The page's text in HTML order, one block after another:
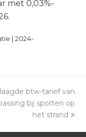
met 0,03%-
| 2024-
btw-tarief van
bij sporten op
het strand